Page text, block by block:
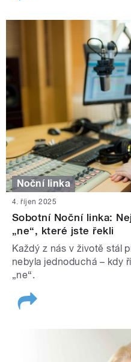
Noční linka
4. říjen 2025
Sobotní Noční linka:
„ne“, které jste řekli
Každý z nás v životě stál
nebyla jednoduchá – kdy
„ne“.